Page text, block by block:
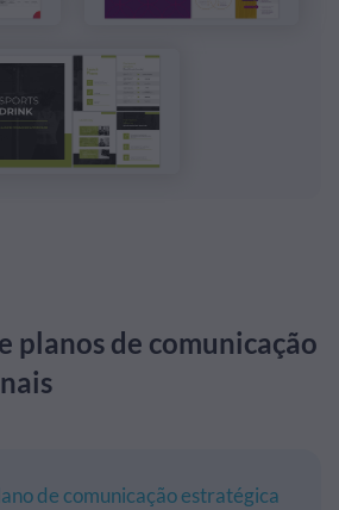
planos de comunicação
de comunicação estratégica